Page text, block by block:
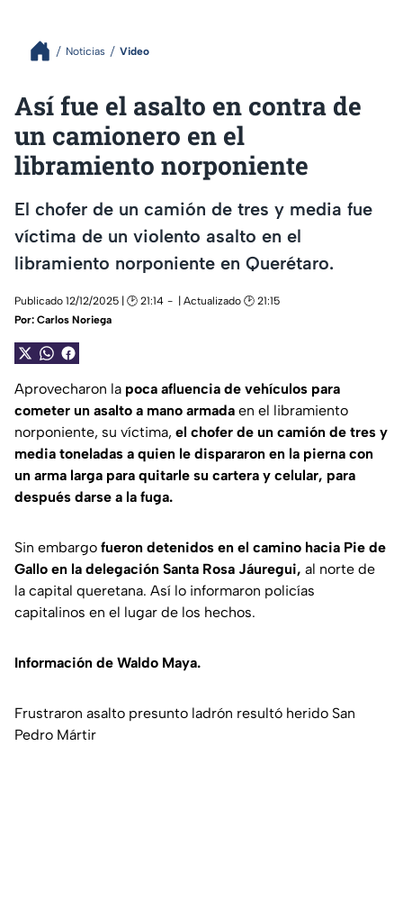
Noticias Video
Así fue el asalto en contra de
un camionero en el
libramiento norponiente
El chofer de un camión de tres y media fue
víctima de un violento asalto en el
libramiento norponiente en Querétaro.
Publicado 12/12/2025 | 🕑 21:14
| Actualizado 🕑 21:15
Por: Carlos Noriega
Aprovecharon la poca afluencia de vehículos para
cometer un asalto a mano armada en el libramiento
norponiente, su víctima, el chofer de un camión de tres y
media toneladas a quien le dispararon en la pierna con
un arma larga para quitarle su cartera y celular, para
después darse a la fuga.
Sin embargo fueron detenidos en el camino hacia Pie de
Gallo en la delegación Santa Rosa Jáuregui, al norte de
la capital queretana. Así lo informaron policías
capitalinos en el lugar de los hechos.
Información de Waldo Maya.
Frustraron asalto presunto ladrón resultó herido San
Pedro Mártir